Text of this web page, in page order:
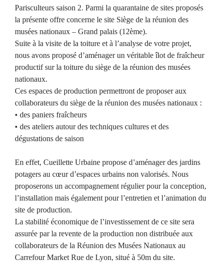
Parisculteurs saison 2. Parmi la quarantaine de sites proposés
la présente offre concerne le site Siège de la réunion des
musées nationaux – Grand palais (12ème).
Suite à la visite de la toiture et à l’analyse de votre projet,
nous avons proposé d’aménager un véritable îlot de fraîcheur
productif sur la toiture du siège de la réunion des musées
nationaux.
Ces espaces de production permettront de proposer aux
collaborateurs du siège de la réunion des musées nationaux :
• des paniers fraîcheurs
• des ateliers autour des techniques cultures et des
dégustations de saison
En effet, Cueillette Urbaine propose d’aménager des jardins
potagers au cœur d’espaces urbains non valorisés. Nous
proposerons un accompagnement régulier pour la conception,
l’installation mais également pour l’entretien et l’animation du
site de production.
La stabilité économique de l’investissement de ce site sera
assurée par la revente de la production non distribuée aux
collaborateurs de la Réunion des Musées Nationaux au
Carrefour Market Rue de Lyon, situé à 50m du site.